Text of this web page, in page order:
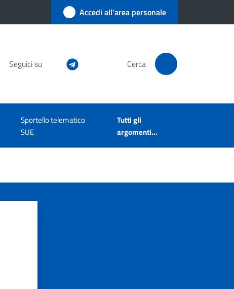
Accedi all'area personale
Seguici su Cerca
Sportello telematico
SUE
Tutti gli
argomenti...